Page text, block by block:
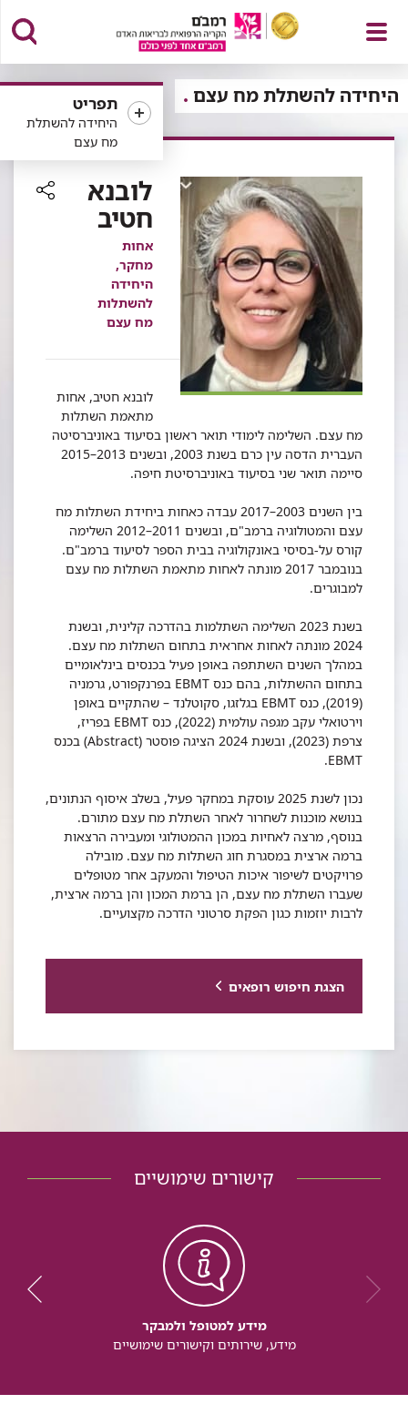
פתח
תפריט
תפריט
היחידה להשתלת
מח עצם
היחידה להשתלת מח עצם
לובנא
חטיב
אחות
מחקר,
היחידה
להשתלות
מח עצם
לובנא חטיב, אחות
מתאמת השתלות
מח עצם. השלימה לימודי תואר ראשון בסיעוד באוניברסיטה
העברית הדסה עין כרם בשנת 2003, ובשנים 2013–2015
סיימה תואר שני בסיעוד באוניברסיטת חיפה.
בין השנים 2003–2017 עבדה כאחות ביחידת השתלות מח
עצם והמטולוגיה ברמב"ם, ובשנים 2011–2012 השלימה
קורס על-בסיסי באונקולוגיה בבית הספר לסיעוד ברמב"ם.
בנובמבר 2017 מונתה לאחות מתאמת השתלות מח עצם
למבוגרים.
בשנת 2023 השלימה השתלמות בהדרכה קלינית, ובשנת
2024 מונתה לאחות אחראית בתחום השתלות מח עצם.
במהלך השנים השתתפה באופן פעיל בכנסים בינלאומיים
בתחום ההשתלות, בהם כנס EBMT בפרנקפורט, גרמניה
(2019), כנס EBMT בגלזגו, סקוטלנד – שהתקיים באופן
וירטואלי עקב מגפה עולמית (2022), כנס EBMT בפריז,
צרפת (2023), ובשנת 2024 הציגה פוסטר (Abstract) בכנס
EBMT.
נכון לשנת 2025 עוסקת במחקר פעיל, בשלב איסוף הנתונים,
בנושא מוכנות לשחרור לאחר השתלת מח עצם מתורם.
בנוסף, מרצה לאחיות במכון ההמטולוגי ומעבירה הרצאות
ברמה ארצית במסגרת חוג השתלות מח עצם. מובילה
פרויקטים לשיפור איכות הטיפול והמעקב אחר מטופלים
שעברו השתלת מח עצם, הן ברמת המכון והן ברמה ארצית,
לרבות יוזמות כגון הפקת סרטוני הדרכה מקצועיים.
הצגת חיפוש רופאים
קישורים שימושיים
מידע למטופל ולמבקר
מידע, שירותים וקישורים שימושיים